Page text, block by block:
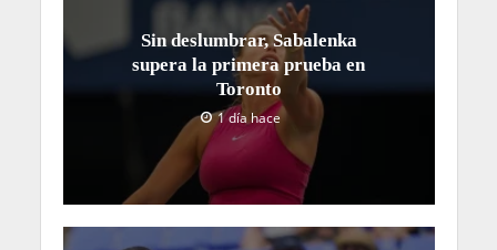
Sin deslumbrar, Sabalenka
supera la primera prueba en
Toronto
1 día hace